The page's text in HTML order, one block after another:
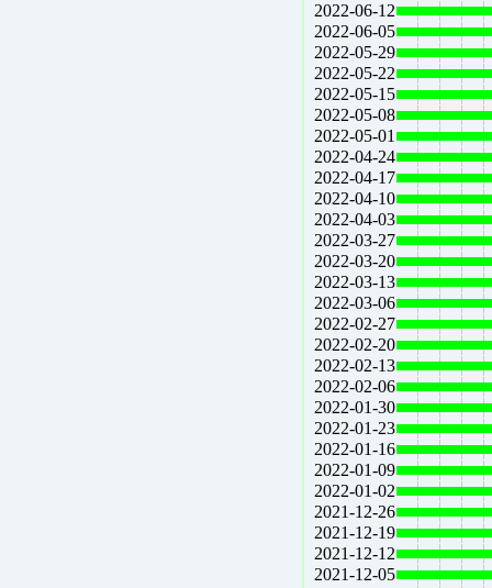
2022-06-12
2022-06-05
2022-05-29
2022-05-22
2022-05-15
2022-05-08
2022-05-01
2022-04-24
2022-04-17
2022-04-10
2022-04-03
2022-03-27
2022-03-20
2022-03-13
2022-03-06
2022-02-27
2022-02-20
2022-02-13
2022-02-06
2022-01-30
2022-01-23
2022-01-16
2022-01-09
2022-01-02
2021-12-26
2021-12-19
2021-12-12
2021-12-05